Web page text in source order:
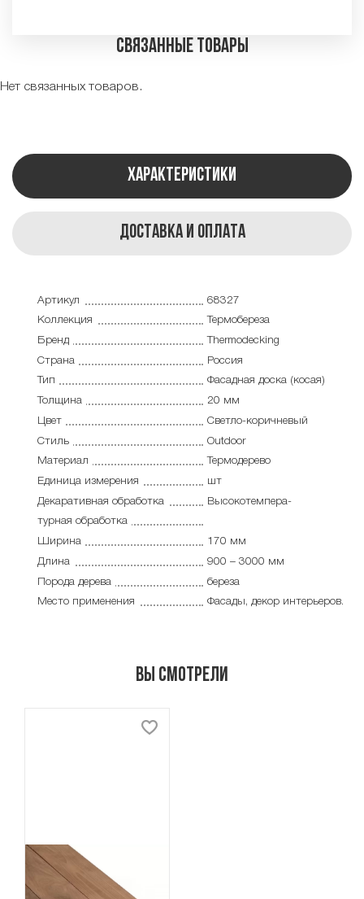
Связанные товары
Нет связанных товаров.
Характеристики
Доставка и оплата
Артикул
68327
Коллекция
Термобереза
Бренд
Thermodecking
Страна
Россия
Тип
Фасадная доска (косая)
Толщина
20 мм
Цвет
Светло-коричневый
Стиль
Outdoor
Материал
Термодерево
Единица измерения
шт
Декаративная обработка
Высокотемпера-
турная обработка
Ширина
170 мм
Длина
900 – 3000 мм
Порода дерева
береза
Место применения
Фасады, декор интерьеров.
Вы смотрели